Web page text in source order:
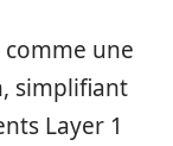
une
simplifiant
Layer 1